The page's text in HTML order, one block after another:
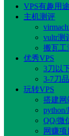
VPS有趣用途
主机测评
vultr测
搬瓦工
优秀VPS
3刀以
3-7刀
玩转VPS
搭建网
python/
QQ/微
网赚项